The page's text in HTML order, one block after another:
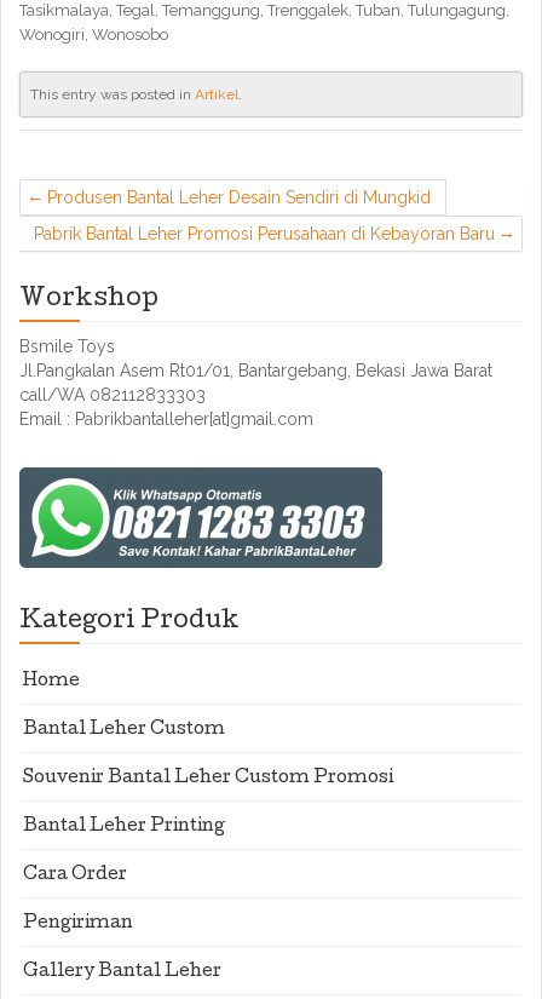
Tasikmalaya, Tegal, Temanggung, Trenggalek, Tuban, Tulungagung,
Wonogiri, Wonosobo
This entry was posted in Artikel.
Produsen Bantal Leher Desain Sendiri di Mungkid
Pabrik Bantal Leher Promosi Perusahaan di Kebayoran Baru
Workshop
Bsmile Toys
Jl.Pangkalan Asem Rt01/01, Bantargebang, Bekasi Jawa Barat
call/WA 082112833303
Email : Pabrikbantalleher[at]gmail.com
Kategori Produk
Home
Bantal Leher Custom
Souvenir Bantal Leher Custom Promosi
Bantal Leher Printing
Cara Order
Pengiriman
Gallery Bantal Leher